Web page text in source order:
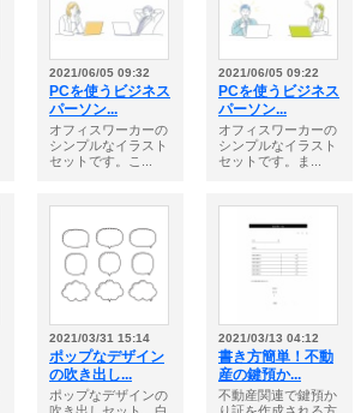
2021/06/05 09:32
PCを使うビジネス
パーソン...
オフィスワーカーの
シンプルなイラスト
セットです。こ...
2021/06/05 09:22
PCを使うビジネス
パーソン...
オフィスワーカーの
シンプルなイラスト
セットです。ま...
2021/03/31 15:14
ポップなデザイン
の吹き出し...
ポップなデザインの
2021/03/13 04:12
書き方簡単！不動
産の鍵預か...
不動産関連で鍵預か